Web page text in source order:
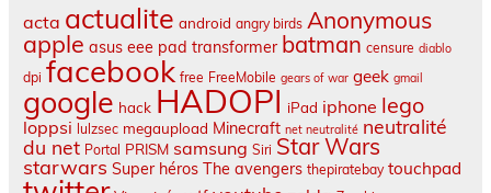
acta actualite android angry birds Anonymous
apple asus eee pad transformer batman censure diablo
dpi facebook free FreeMobile gears of war geek gmail
google hack HADOPI iPad iphone lego
loppsi lulzsec megaupload Minecraft net neutralité neutralité
du net Portal PRISM samsung Siri Star Wars
starwars Super héros The avengers thepiratebay touchpad